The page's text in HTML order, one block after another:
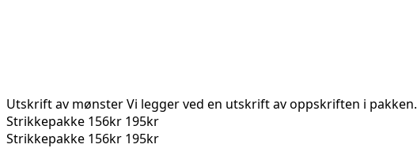
Utskrift av mønsterVi legger ved en utskrift av oppskriften i pakken.
Strikkepakke 156kr 195kr
Strikkepakke 156kr 195kr